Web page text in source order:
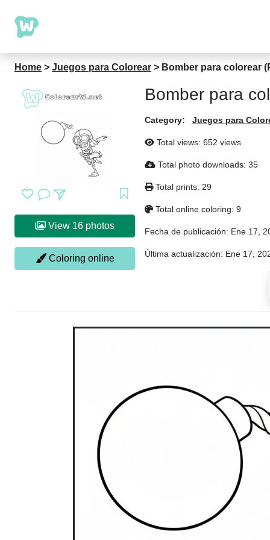
Home > Juegos para Colorear > Bomber para colorear
View 16 photos
Coloring online
Bomber para
Category: Juegos para
Total views: 652 views
Total photo downloads: 35
Total prints: 29
Total online coloring: 9
Fecha de publicación: Ene 17,
Última actualización: Ene 17,